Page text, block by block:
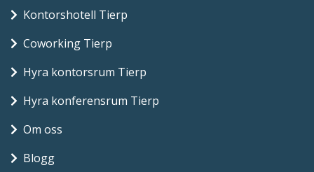
Kontorshotell Tierp
Coworking Tierp
Hyra kontorsrum Tierp
Hyra konferensrum Tierp
Om oss
Blogg